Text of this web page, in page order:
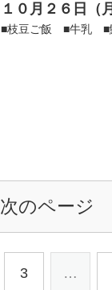
１０月２６日（
■枝豆ご飯 ■牛乳 ■
次のページ
3 …